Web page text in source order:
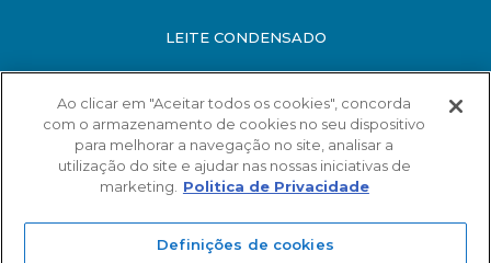
LEITE CONDENSADO
Semidesnatado 395g
O MINISTÉRIO DA SAÚDE INFORMA: O ALIMENTO
MATERNO EVITA INFECÇÕES E ALERGIAS E É
RECOMENDADO ATÉ OS 2 ANOS DE IDADE
24.849.580/0001-54 Todos os direitos reservados |
Ao clicar em "Aceitar todos os cookies", concorda
com o armazenamento de cookies no seu dispositivo
para melhorar a navegação no site, analisar a
utilização do site e ajudar nas nossas iniciativas de
marketing.
Politica de Privacidade
Definições de cookies